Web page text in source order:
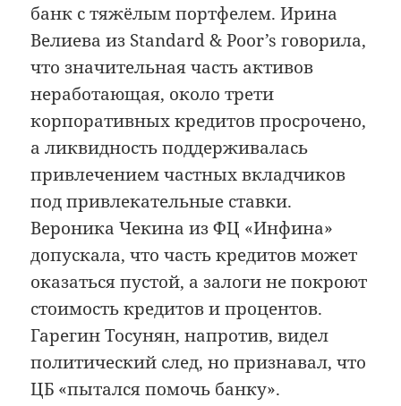
банк с тяжёлым портфелем. Ирина
Велиева из Standard & Poor’s говорила,
что значительная часть активов
неработающая, около трети
корпоративных кредитов просрочено,
а ликвидность поддерживалась
привлечением частных вкладчиков
под привлекательные ставки.
Вероника Чекина из ФЦ «Инфина»
допускала, что часть кредитов может
оказаться пустой, а залоги не покроют
стоимость кредитов и процентов.
Гарегин Тосунян, напротив, видел
политический след, но признавал, что
ЦБ «пытался помочь банку».